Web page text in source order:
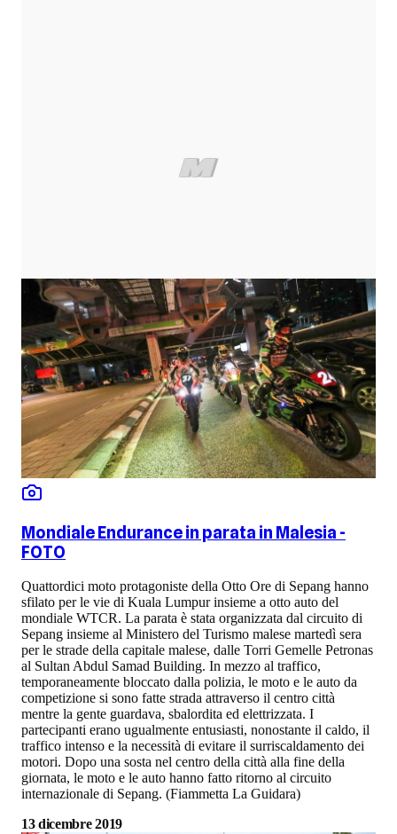
Mondiale Endurance in parata in Malesia -
FOTO
Quattordici moto protagoniste della Otto Ore di Sepang hanno
sfilato per le vie di Kuala Lumpur insieme a otto auto del
mondiale WTCR. La parata è stata organizzata dal circuito di
Sepang insieme al Ministero del Turismo malese martedì sera
per le strade della capitale malese, dalle Torri Gemelle Petronas
al Sultan Abdul Samad Building. In mezzo al traffico,
temporaneamente bloccato dalla polizia, le moto e le auto da
competizione si sono fatte strada attraverso il centro città
mentre la gente guardava, sbalordita ed elettrizzata. I
partecipanti erano ugualmente entusiasti, nonostante il caldo, il
traffico intenso e la necessità di evitare il surriscaldamento dei
motori. Dopo una sosta nel centro della città alla fine della
giornata, le moto e le auto hanno fatto ritorno al circuito
internazionale di Sepang. (Fiammetta La Guidara)
13 dicembre 2019